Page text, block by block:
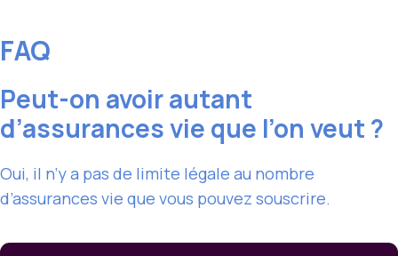
FAQ
Peut-on avoir autant
d’assurances vie que l’on veut ?
Oui, il n’y a pas de limite légale au nombre
d’assurances vie que vous pouvez souscrire.